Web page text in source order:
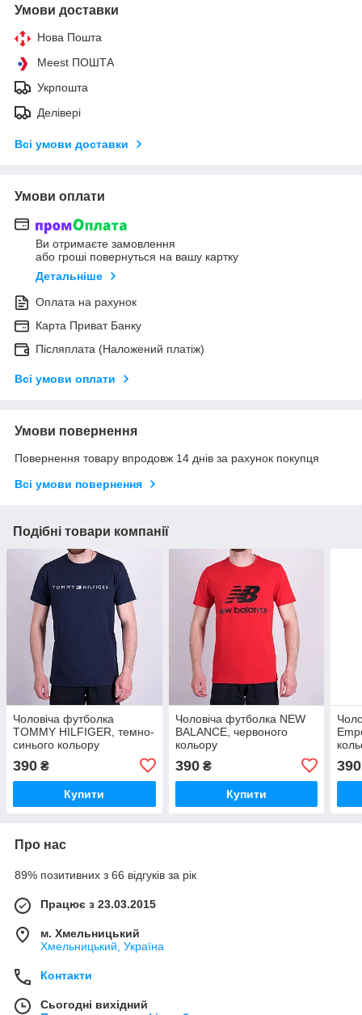
Умови доставки
Нова Пошта
Meest ПОШТА
Укрпошта
Делівері
Всі умови доставки
Умови оплати
Ви отримаєте замовлення
або гроші повернуться на вашу картку
Детальніше
Оплата на рахунок
Карта Приват Банку
Післяплата (Наложений платіж)
Всі умови оплати
Умови повернення
Повернення товару впродовж 14 днів за рахунок покупця
Всі умови повернення
Подібні товари компанії
Чоловіча футболка
TOMMY HILFIGER, темно-
синього кольору
390 ₴
Купити
Чоловіча футболка NEW
BALANCE, червоного
кольору
390₴
Купити
390
Про нас
89% позитивних з 66 відгуків за рік
Працює з 23.03.2015
м. Хмельницький
Хмельницький, Україна
Контакти
Сьогодні вихідний